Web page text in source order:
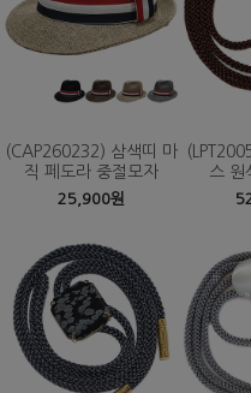
(CAP260232) 삼색띠 마
직 페도라 중절모자
25,900원
스 원